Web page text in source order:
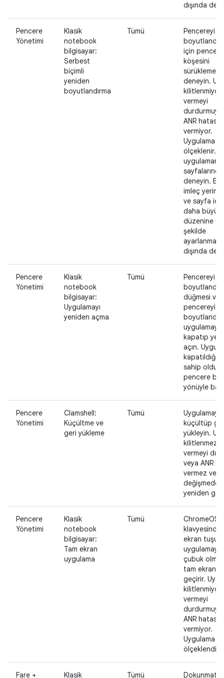
dışında
Pencere
Yönetimi
Klasik
notebook
bilgisayar:
Serbest
biçimli
yeniden
boyutlandırma
Tümü
Pencereyi
için
köşesini
sürüklemeyi
deneyin.
kilitlenmiyor,
vermeyi
ANR hatası
vermiyor.
Uygulama
ölçeklenir.
sayfalarında
deneyin.
imleç
ve sayfa
daha büyük
düzenine
şekilde
ayarlanması
dışında
Pencere
Yönetimi
Klasik
notebook
bilgisayar:
Uygulamayı
yeniden açma
Tümü
Pencereyi
düğmesi
pencereyi
uygulamayı
kapatıp
açın.
sahip
pencere
yönüyle
Pencere
Yönetimi
Clamshell:
Küçültme ve
geri yükleme
Tümü
Uygulamayı
küçültüp
yükleyin.
kilitlenmez,
vermeyi
veya ANR
vermez ve
değişmeden
yeniden
Pencere
Yönetimi
Klasik
notebook
bilgisayar:
Tam ekran
uygulama
Tümü
ChromeOS
ekran tuşu,
uygulamayı
çubuk
tam ekran
geçirir.
kilitlenmiyor,
vermeyi
ANR hatası
vermiyor.
Uygulama
Fare + Klasik Tümü Dokunmatik